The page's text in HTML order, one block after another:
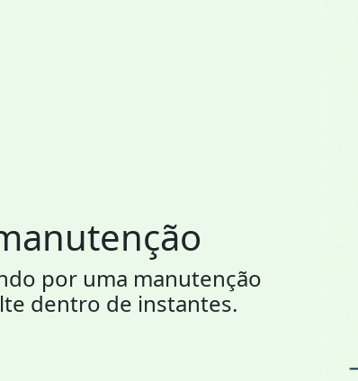
por uma manutenção
dentro de instantes.